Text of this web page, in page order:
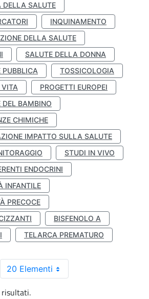
DELLA SALUTE
INQUINAMENTO
DELLA SALUTE
SALUTE DELLA DONNA
PUBBLICA
TOSSICOLOGIA
PROGETTI EUROPEI
DEL BAMBINO
CHIMICHE
IMPATTO SULLA SALUTE
STUDI IN VIVO
ENDOCRINI
INFANTILE
PRECOCE
BISFENOLO A
TELARCA PREMATURO
20 Elementi